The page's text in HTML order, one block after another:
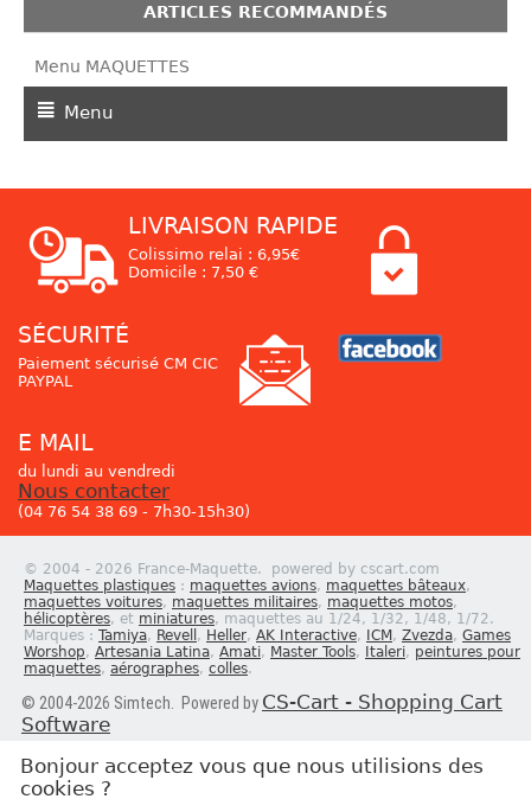
ARTICLES RECOMMANDÉS
Menu MAQUETTES
Menu
LIVRAISON RAPIDE
Colissimo relai : 6,95€
Domicile : 7,50 €
SÉCURITÉ
Paiement sécurisé CM CIC
PAYPAL
E MAIL
du lundi au vendredi
Nous contacter
(04 76 54 38 69 - 7h30-15h30)
© 2004 - 2026 France-Maquette. powered by cscart.com
Maquettes plastiques : maquettes avions, maquettes bâteaux,
maquettes voitures, maquettes militaires, maquettes motos,
hélicoptères, et miniatures, maquettes au 1/24, 1/32, 1/48, 1/72.
Marques : Tamiya, Revell , Heller, AK Interactive, ICM , Zvezda, Games
Worshop, Artesania Latina, Amati, Master Tools, Italeri, peintures pour
maquettes, aérographes, colles.
© 2004-2026 Simtech. Powered by CS-Cart - Shopping Cart
Software
Bonjour acceptez vous que nous utilisions des
cookies ?